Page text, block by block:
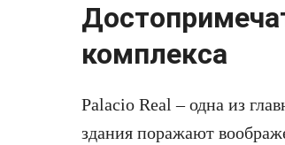
комплекса
Palacio Real – одна из
здания поражают